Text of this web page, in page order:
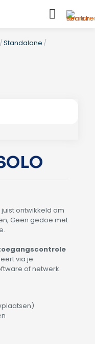
/Standalone /
juist ontwikkeld om
Geen gedoe met
via je
of netwerk.